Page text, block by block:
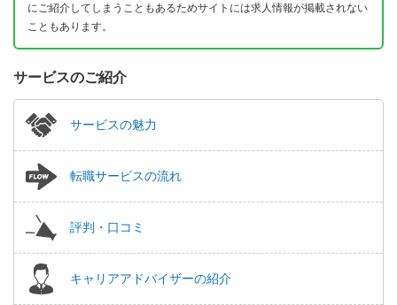
にご紹介してしまうこともあるためサイトには求人情報が掲載されない
こともあります。
サービスのご紹介
サービスの魅力
転職サービスの流れ
評判・口コミ
キャリアアドバイザーの紹介